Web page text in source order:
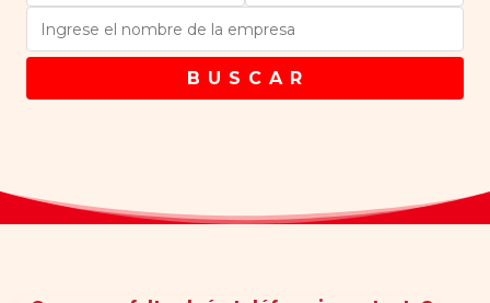
B U S C A R